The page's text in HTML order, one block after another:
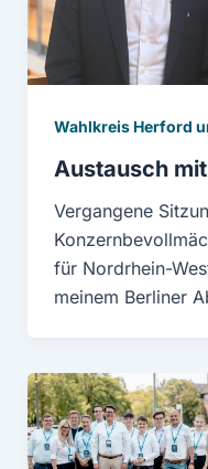
Wahlkreis Herford
Austausch
Vergangene
für Nordrhein-
meinem Berliner